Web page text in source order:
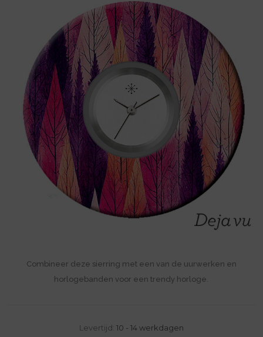
Combineer deze sierring met een van de uurwerken en
horlogebanden voor een trendy horloge.
Levertijd: 10 - 14 werkdagen